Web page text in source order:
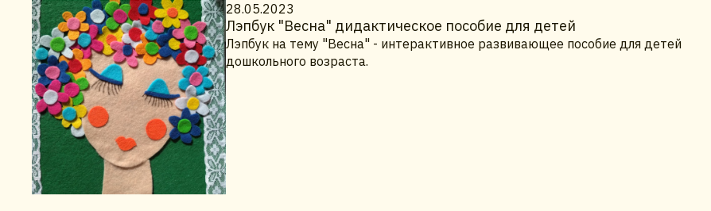
28.05.2023
Лэпбук "Весна" дидактическое пособие для детей
Лэпбук на тему "Весна" - интерактивное развивающее пособие для детей
дошкольного возраста.